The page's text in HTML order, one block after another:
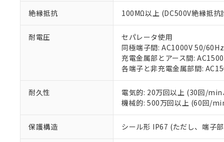
絶縁抵抗 100MΩ以上 (DC500V絶縁抵抗
耐電圧
セパレータ使用
同極端子間: AC1000V 50/
充電金属部とアース間:
各端子と非充電金属部間:
耐久性
電気的: 20万回以上 (30回/
機械的: 500万回以上 (60回/
保護構造 シール形 IP67 (ただし、端子
当社制御機
正式な納期
当社販売員
オムロン制
在庫状況お
す。
マイパーツ
ている必要
お客様が当
が、当社の
フタル酸ビス(2-エチル
ル（DBP） 1000ppm
但し、RoHS指令で産
フタル酸エステル類の
※2 対応予定月
※3 非含有証明
*中国RoHS10物質の基
Pb(鉛) :1000ppm、
Cr(Ⅵ)(六価クロム) :
DBP(フタル酸ジブチル
DEHP(フタル酸ビス(2-
「ｅ」：有害物質
「10」：通常の使
味します。
「－」：未確認で
などの必要な
当社は貴社
置等に一切使
当社は、貴
また当社は
号
○
△ 一定数に
－
在庫な
機器販
空
白
受注生